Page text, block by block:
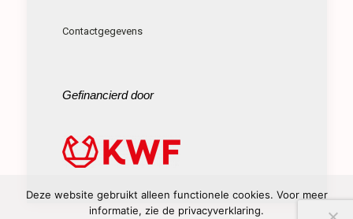
Contactgegevens
Gefinancierd door
Deze website gebruikt alleen functionele cookies. Voor meer
informatie, zie de privacyverklaring.